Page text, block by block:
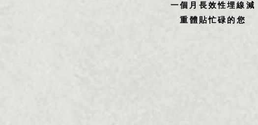
一個月長效性埋線減
重 體貼忙碌的您